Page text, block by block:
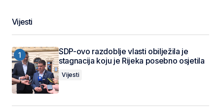
Vijesti
SDP-ovo razdoblje vlasti obilježila je
stagnacija koju je Rijeka posebno osjetila
Vijesti